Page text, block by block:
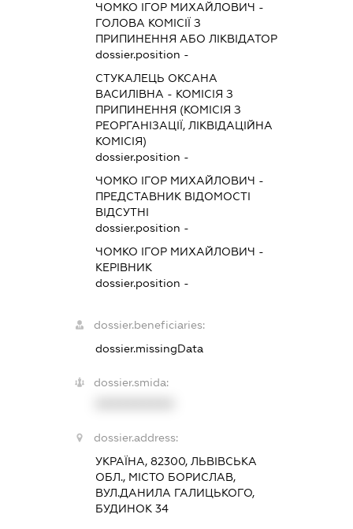
ЧОМКО ІГОР МИХАЙЛОВИЧ -
ГОЛОВА КОМІСІЇ З
ПРИПИНЕННЯ АБО ЛІКВІДАТОР
dossier.position -
СТУКАЛЕЦЬ ОКСАНА
ВАСИЛІВНА - КОМІСІЯ З
ПРИПИНЕННЯ (КОМІСІЯ З
РЕОРГАНІЗАЦІЇ, ЛІКВІДАЦІЙНА
КОМІСІЯ)
dossier.position -
ЧОМКО ІГОР МИХАЙЛОВИЧ -
ПРЕДСТАВНИК ВІДОМОСТІ
ВІДСУТНІ
dossier.position -
ЧОМКО ІГОР МИХАЙЛОВИЧ -
КЕРІВНИК
dossier.position -
dossier.beneficiaries:
dossier.missingData
dossier.smida:
dossier.address:
УКРАЇНА, 82300, ЛЬВІВСЬКА
ОБЛ., МІСТО БОРИСЛАВ,
ВУЛ.ДАНИЛА ГАЛИЦЬКОГО,
БУДИНОК 34